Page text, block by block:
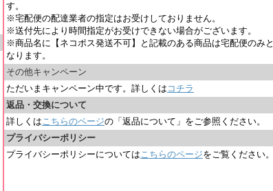
す。
※宅配便の配達業者の指定はお受けしておりません。
※送付先により時間指定がお受けできない場合がございます。
※商品名に【ネコポス発送不可】と記載のある商品は宅配便のみと
なります。
その他キャンペーン
ただいまキャンペーン中です。詳しくは コチラ
返品・交換について
詳しくはこちらのページの「返品について」をご参照ください。
プライバシーポリシー
プライバシーポリシーについてはこちらのページをご覧ください。